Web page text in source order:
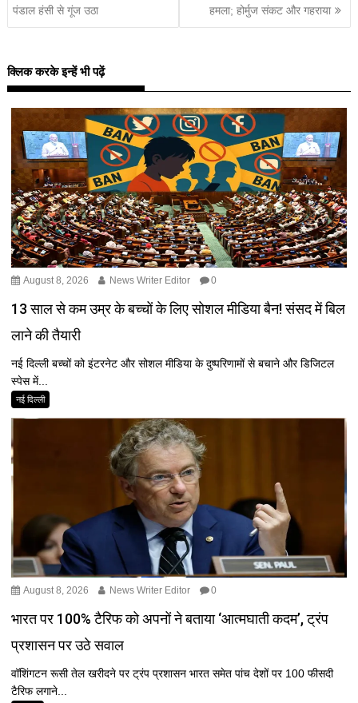
पंडाल हंसी से गूंज उठा
हमला; होर्मुज संकट और गहराया
क्लिक करके इन्हें भी पढ़ें
August 8, 2026 News Writer Editor 0
13 साल से कम उम्र के बच्चों के लिए सोशल मीडिया बैन! संसद में बिल
लाने की तैयारी
नई दिल्ली बच्चों को इंटरनेट और सोशल मीडिया के दुष्परिणामों से बचाने और डिजिटल
स्पेस में...
नई दिल्ली
August 8, 2026 News Writer Editor 0
भारत पर 100% टैरिफ को अपनों ने बताया ‘आत्मघाती कदम’, ट्रंप
प्रशासन पर उठे सवाल
वॉशिंगटन रूसी तेल खरीदने पर ट्रंप प्रशासन भारत समेत पांच देशों पर 100 फीसदी
टैरिफ लगाने...